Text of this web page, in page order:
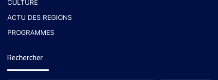
CULTURE
ACTU DES REGIONS
PROGRAMMES
Rechercher